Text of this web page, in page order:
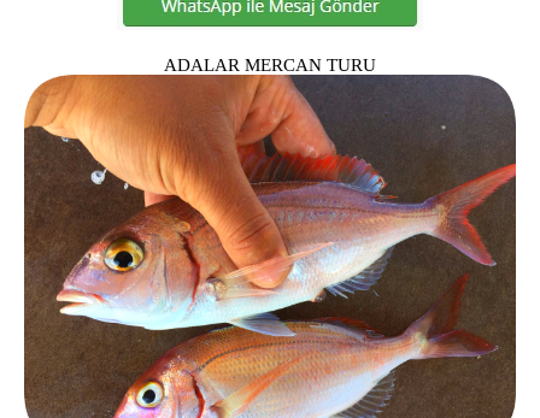
ADALAR MERCAN TURU